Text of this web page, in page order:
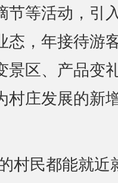
节等活动，引
态，年接待游
景区、产品变
村庄发展的新
民都能就近